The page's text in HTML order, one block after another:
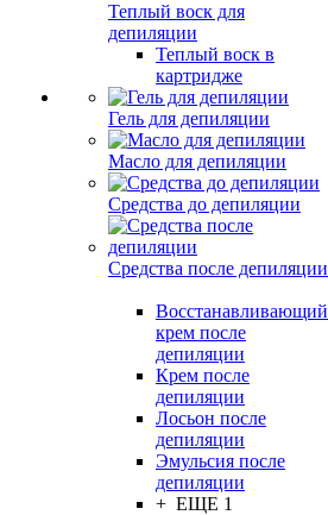
Теплый воск для
депиляции
Теплый воск в
картридже
Гель для депиляции
Масло для депиляции
Средства до депиляции
Средства после депиляции
Восстанавливающий
крем после
депиляции
Крем после
депиляции
Лосьон после
депиляции
Эмульсия после
депиляции
+ ЕЩЕ 1